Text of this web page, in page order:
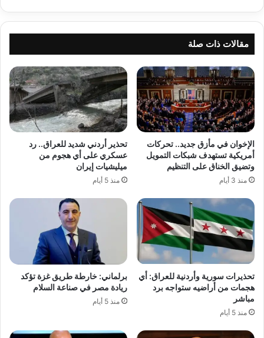
مقالات ذات صلة
الإخوان في مأزق جديد.. تحركات
أمريكية تستهدف شبكات التمويل
وتضيق الخناق على التنظيم
منذ 3 أيام
تحذير أردني شديد للعراق.. رد
عسكري على أي هجوم من
ميليشيات إيران
منذ 5 أيام
تحذيرات سورية وأردنية للعراق: أي
هجمات من أراضيه ستواجه برد
مباشر
منذ 5 أيام
برلماني: خارطة طريق غزة تؤكد
ريادة مصر في صناعة السلام
منذ 5 أيام